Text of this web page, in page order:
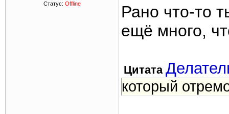
Статус: Offline
Рано что-то
ещё много,
Цитата
который